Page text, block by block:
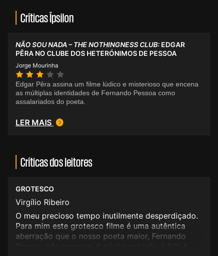
Críticas Ípsilon
NÃO SOU NADA – THE NOTHINGNESS CLUB: EDGAR
PÊRA NO CLUBE DOS HETERÓNIMOS DE PESSOA
Jorge Mourinha
Edgar Pêra assina um filme lúdico e misterioso que encena
as múltiplas identidades de Fernando Pessoa como
assalariados do poeta.
LER MAIS
Críticas dos leitores
GROTESCO
Virgílio Ribeiro
O meu precioso tempo inutilmente desperdiçado.
Para mim este grotesco filme é uma autêntica
aberração que o nosso poeta maior, Fernando